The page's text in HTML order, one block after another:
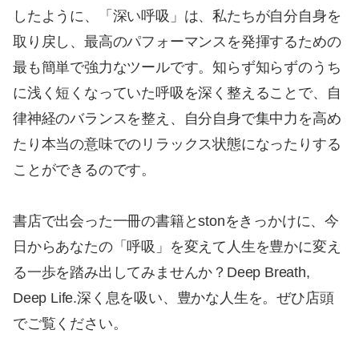
したように、「深い呼吸」は、私たちが自分自身を
取り戻し、最高のパフォーマンスを発揮するための
最も簡単で強力なツールです。知らず知らずのうち
に浅く短くなっていた呼吸を深く整えることで、自
律神経のバランスを整え、自分自身で集中力を高め
たり本当の意味でのリラックス状態になったりする
ことができるのです。
書店で出会った一冊の書籍とstonをきっかけに、今
日からあなたの「呼吸」を変えて人生を豊かに変え
る一歩を踏み出してみませんか？Deep Breath,
Deep Life.深く息を吸い、豊かな人生を。ぜひ店頭
でご覧ください。